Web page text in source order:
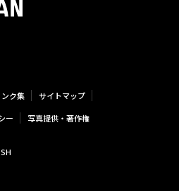
ンク集
サイトマップ
ー 写真提供・著作権